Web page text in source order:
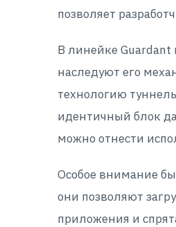
позволяет
В линейке Guardant
наследуют его
технологию
идентичный блок
можно отнести
Особое внимание
они позволяют
приложения и